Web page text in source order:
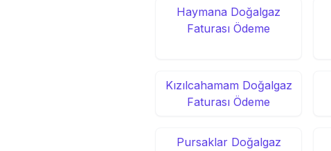
Haymana Doğalgaz
Faturası Ödeme
Kızılcahamam Doğalgaz
Faturası Ödeme
Pursaklar Doğalgaz